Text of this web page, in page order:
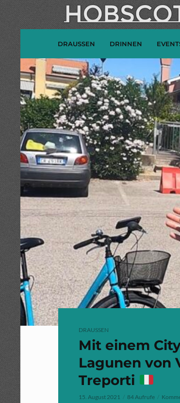
DRAUSSEN DRINNEN
DRAUSSEN
Mit einem
Lagunen von
Treporti
15. August 2021 84 Aufrufe